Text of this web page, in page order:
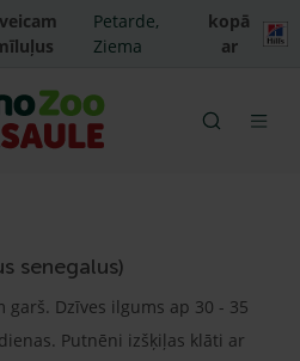
Petarde,
Ziema
kopā
ar
senegalus)
garš. Dzīves ilgums ap 30 - 35
Putnēni izšķiļas klāti ar